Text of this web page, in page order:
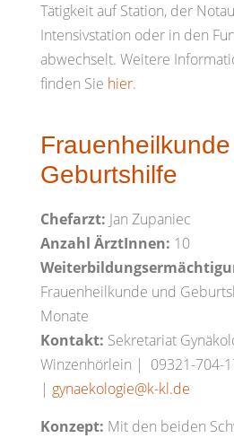
Tätigkeit auf Station, der
Intensivstation oder in den
abwechselt. Weitere
finden Sie hier.
Geburtshilfe
Chefarzt: Jan Zupaniec
Anzahl ÄrztInnen: 10
Frauenheilkunde und
Monate
Kontakt: Sekretariat
Winzenhörlein | 09321-704-
| gynaekologie@k-kl.de
Konzept: Mit den beiden